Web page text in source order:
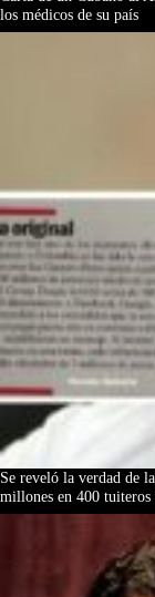
los médicos de su país
Se reveló la verdad de
millones en 400 tuiteros